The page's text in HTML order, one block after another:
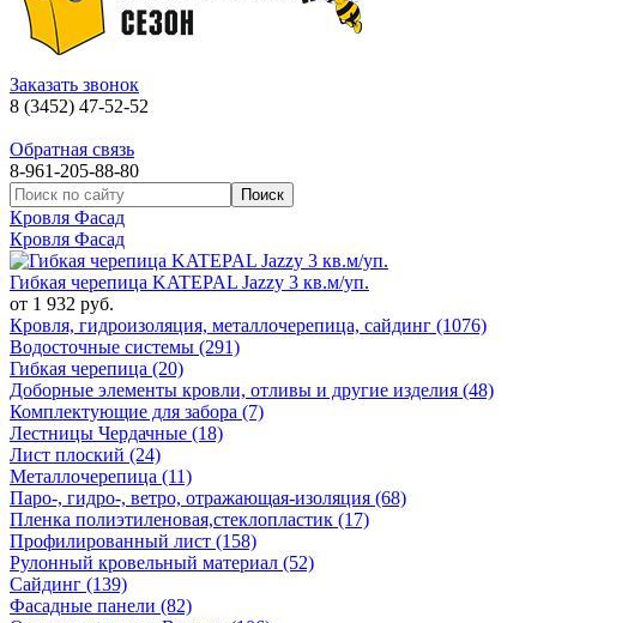
Заказать звонок
8 (3452) 47-52-52
Обратная связь
8-961-205-88-80
Кровля Фасад
Кровля Фасад
Гибкая черепица KATEPAL Jazzy 3 кв.м/уп.
от 1 932 руб.
Кровля, гидроизоляция, металлочерепица, сайдинг (1076)
Водосточные системы (291)
Гибкая черепица (20)
Доборные элементы кровли, отливы и другие изделия (48)
Комплектующие для забора (7)
Лестницы Чердачные (18)
Лист плоский (24)
Металлочерепица (11)
Паро-, гидро-, ветро, отражающая-изоляция (68)
Пленка полиэтиленовая,стеклопластик (17)
Профилированный лист (158)
Рулонный кровельный материал (52)
Сайдинг (139)
Фасадные панели (82)